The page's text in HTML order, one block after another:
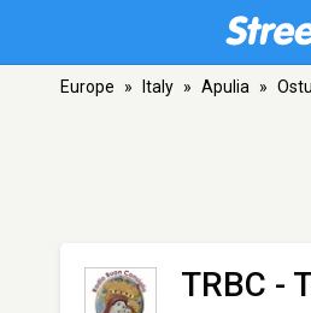
Europe » Italy » Apulia »
TRBC -